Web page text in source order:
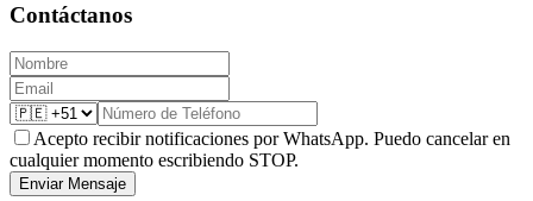
Contáctanos
Acepto recibir notificaciones por WhatsApp. Puedo cancelar en
cualquier momento escribiendo STOP.
Enviar Mensaje